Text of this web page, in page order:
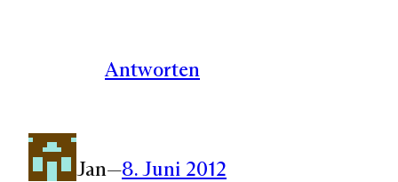
Antworten
Jan—8. Juni 2012